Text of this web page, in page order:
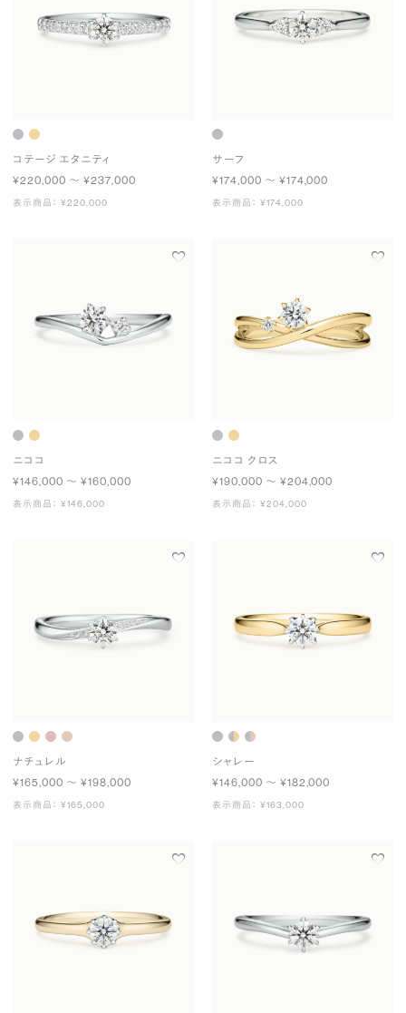
コテージ エタニティ
¥220,000 〜 ¥237,000
表示商品： ¥220,000
サーフ
¥174,000 〜 ¥174,000
表示商品： ¥174,000
ニココ
¥146,000 〜 ¥160,000
表示商品： ¥146,000
ニココ クロス
¥190,000 〜 ¥204,000
表示商品： ¥204,000
ナチュレル
¥165,000 〜 ¥198,000
表示商品： ¥165,000
シャレー
¥146,000 〜 ¥182,000
表示商品： ¥163,000